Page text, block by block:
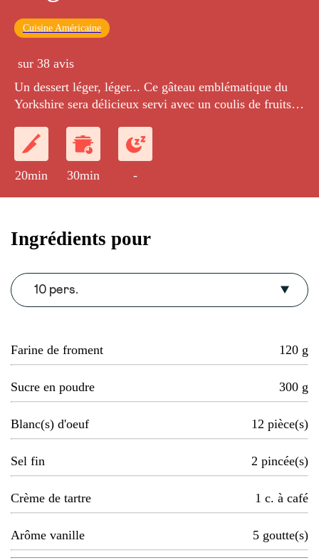
Cuisine Américaine
sur 38 avis
Un dessert léger, léger... Ce gâteau emblématique du
Yorkshire sera délicieux servi avec un coulis de fruits
20min 30min -
Ingrédients pour
10 pers.
Farine de froment 120 g
Sucre en poudre 300 g
Blanc(s) d'oeuf 12 pièce(s)
Sel fin 2 pincée(s)
Crème de tartre 1 c. à café
Arôme vanille 5 goutte(s)